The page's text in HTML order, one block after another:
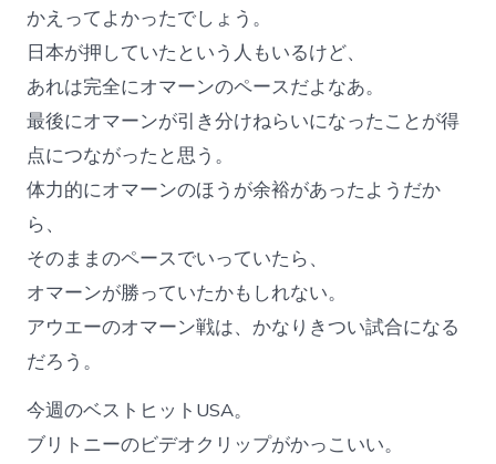
かえってよかったでしょう。
日本が押していたという人もいるけど、
あれは完全にオマーンのペースだよなあ。
最後にオマーンが引き分けねらいになったことが得
点につながったと思う。
体力的にオマーンのほうが余裕があったようだか
ら、
そのままのペースでいっていたら、
オマーンが勝っていたかもしれない。
アウエーのオマーン戦は、かなりきつい試合になる
だろう。
今週のベストヒットUSA。
ブリトニーのビデオクリップがかっこいい。